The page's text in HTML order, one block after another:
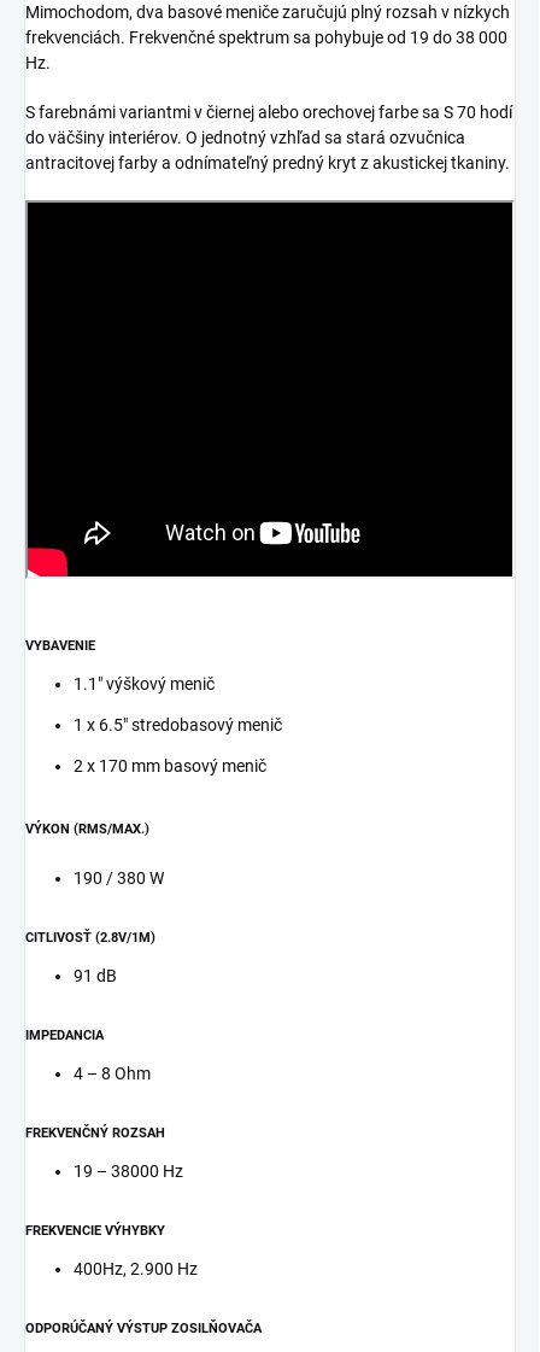
Mimochodom, dva basové meniče zaručujú plný rozsah v nízkych
frekvenciách. Frekvenčné spektrum sa pohybuje od 19 do 38 000
Hz.
S farebnámi variantmi v čiernej alebo orechovej farbe sa S 70 hodí
do väčšiny interiérov. O jednotný vzhľad sa stará ozvučnica
antracitovej farby a odnímateľný predný kryt z akustickej tkaniny.
VYBAVENIE
1.1" výškový menič
1 x 6.5" stredobasový menič
2 x 170 mm basový menič
VÝKON (RMS/MAX.)
190 / 380 W
CITLIVOSŤ (2.8V/1M)
91 dB
IMPEDANCIA
4 – 8 Ohm
FREKVENČNÝ ROZSAH
19 – 38000 Hz
FREKVENCIE VÝHYBKY
400Hz, 2.900 Hz
ODPORÚČANÝ VÝSTUP ZOSILŇOVAČA